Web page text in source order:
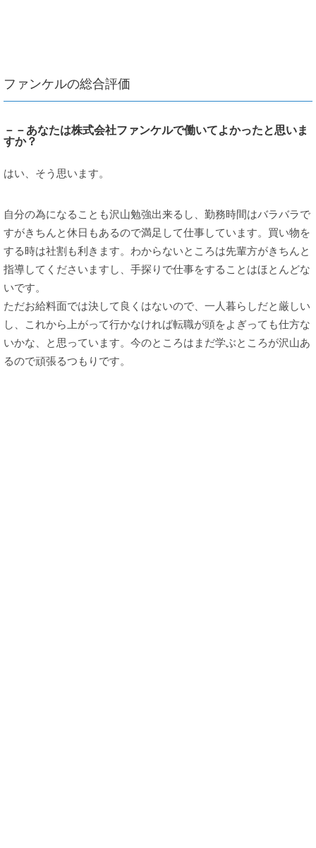
ファンケルの総合評価
－－あなたは株式会社ファンケルで働いてよかったと思いま
すか？
はい、そう思います。
自分の為になることも沢山勉強出来るし、勤務時間はバラバラで
すがきちんと休日もあるので満足して仕事しています。買い物を
する時は社割も利きます。わからないところは先輩方がきちんと
指導してくださいますし、手探りで仕事をすることはほとんどな
いです。
ただお給料面では決して良くはないので、一人暮らしだと厳しい
し、これから上がって行かなければ転職が頭をよぎっても仕方な
いかな、と思っています。今のところはまだ学ぶところが沢山あ
るので頑張るつもりです。